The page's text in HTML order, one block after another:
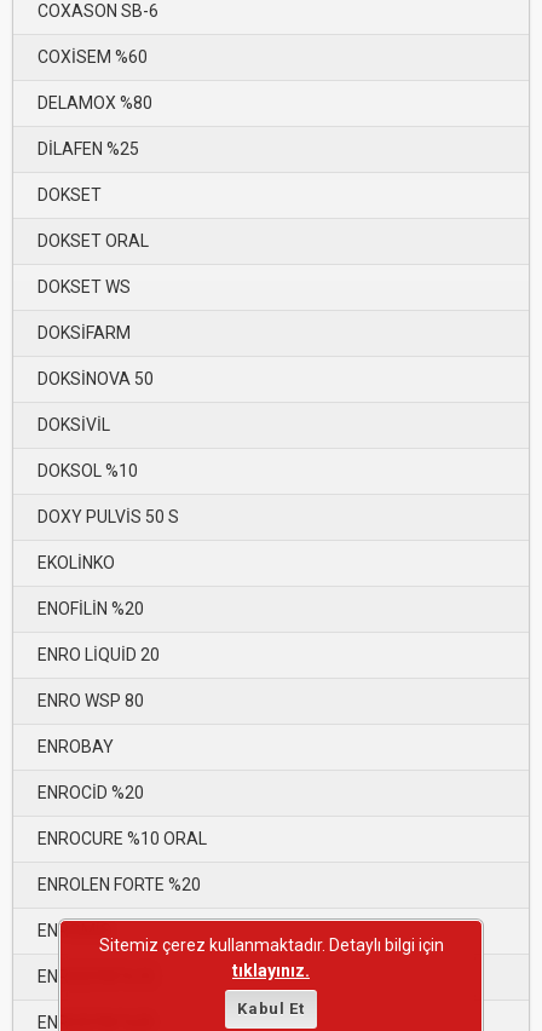
COXASON SB-6
COXİSEM %60
DELAMOX %80
DİLAFEN %25
DOKSET
DOKSET ORAL
DOKSET WS
DOKSİFARM
DOKSİNOVA 50
DOKSİVİL
DOKSOL %10
DOXY PULVİS 50 S
EKOLİNKO
ENOFİLİN %20
ENRO LİQUİD 20
ENRO WSP 80
ENROBAY
ENROCİD %20
ENROCURE %10 ORAL
ENROLEN FORTE %20
ENROMİS
ENROSYM %10
ENROSYM %20
Sitemiz çerez kullanmaktadır. Detaylı bilgi için
tıklayınız.
Kabul Et